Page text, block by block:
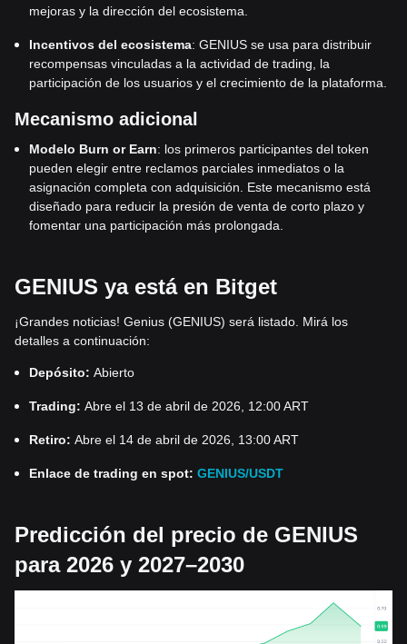
mejoras y la dirección del ecosistema.
Incentivos del ecosistema: GENIUS se usa para distribuir
recompensas vinculadas a la actividad de trading, la
participación de los usuarios y el crecimiento de la plataforma.
Mecanismo adicional
Modelo Burn or Earn: los primeros participantes del token
pueden elegir entre reclamos parciales inmediatos o la
asignación completa con adquisición. Este mecanismo está
diseñado para reducir la presión de venta de corto plazo y
fomentar una participación más prolongada.
GENIUS ya está en Bitget
¡Grandes noticias! Genius (GENIUS) será listado. Mirá los
detalles a continuación:
Depósito: Abierto
Trading: Abre el 13 de abril de 2026, 12:00 ART
Retiro: Abre el 14 de abril de 2026, 13:00 ART
Enlace de trading en spot: GENIUS/USDT
Predicción del precio de GENIUS
para 2026 y 2027–2030